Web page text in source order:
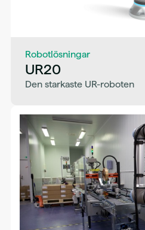
Robotlösningar
UR20
Den starkaste UR-roboten